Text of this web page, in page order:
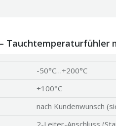
-50°C…+200°C
+100°C
nach Kundenwunsch
2-Leiter-Anschluss